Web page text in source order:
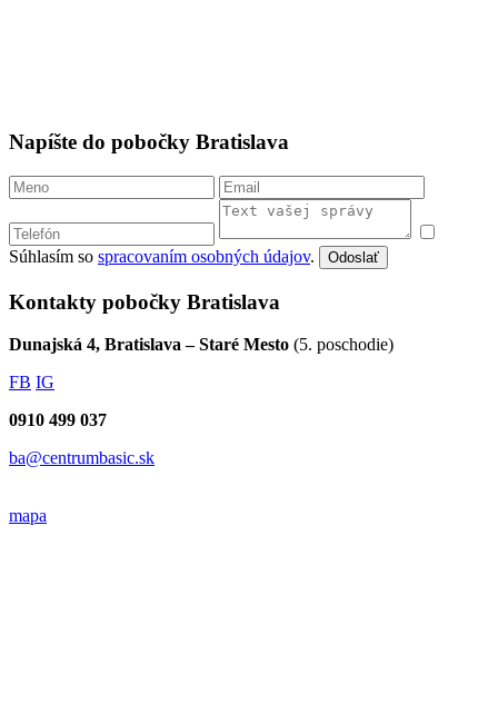
Napíšte do pobočky Bratislava
Súhlasím so spracovaním osobných údajov. Odoslať
Kontakty pobočky Bratislava
Dunajská 4, Bratislava – Staré Mesto (5. poschodie)
FB IG
0910 499 037
ba@centrumbasic.sk
mapa